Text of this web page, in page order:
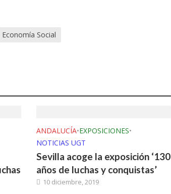
Economía Social
ANDALUCÍA•EXPOSICIONES•
NOTICIAS UGT
Sevilla acoge la exposición ‘130
años de luchas y conquistas’
10 diciembre, 2019